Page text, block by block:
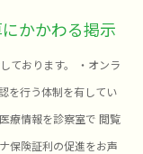
かかわる掲示
ております。 ・オンラ
を行う体制を有してい
療情報を診察室で 閲覧
保険証利の促進をお声